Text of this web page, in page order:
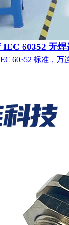
60352 无
60352 标准，